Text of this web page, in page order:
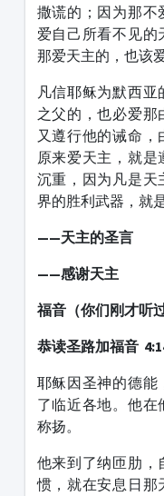
撒谎的；因为那不
爱自己所看不见的
那爱天主的，也该
凡信耶稣为默西
之父的，也必爱那
又遵行他的诫命，
原来爱天主，就
沉重，因为凡是天
界的胜利武器，就
——天主的圣言
——感谢天主
福音（你们刚才听
恭读圣路加福音
耶稣因圣神的德能
了临近各地。他
称扬。
他来到了纳匝肋，
惯，就在安息日那